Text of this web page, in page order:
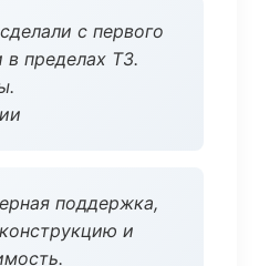
с первого
в пределах ТЗ.
поддержка,
и